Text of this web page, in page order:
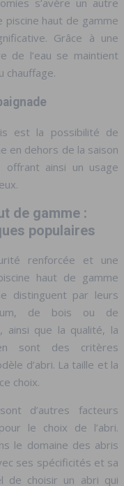
piscine haut de gamme
Grâce à une
de l’eau se maintient
chauffage.
est la possibilité de
en dehors de la saison
offrant ainsi un usage
de gamme :
populaires
renforcée et une
haut de gamme
distinguent par leurs
de bois ou de
ainsi que la qualité, la
sont des critères
d’abri. La taille et la
choix.
d’autres facteurs
le choix de l’abri.
le domaine des abris
ses spécificités et sa
de choisir un abri qui